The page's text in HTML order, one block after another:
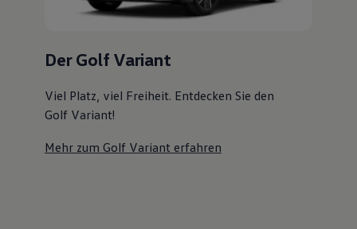
Magazin
Familie
Elektromobilität
Pannen- und Unfallhilfe
Volkswagen Kundenbetreuung
Der Golf Variant
Viel Platz, viel Freiheit. Entdecken Sie den
Golf Variant!
Mehr zum Golf Variant erfahren